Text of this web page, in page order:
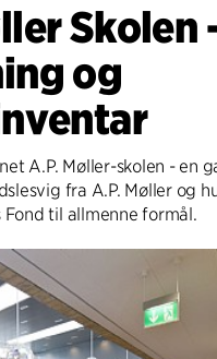
Skolen
og
A.P. Møller-skolen - en
fra A.P. Møller og
Fond til allmenne formål.